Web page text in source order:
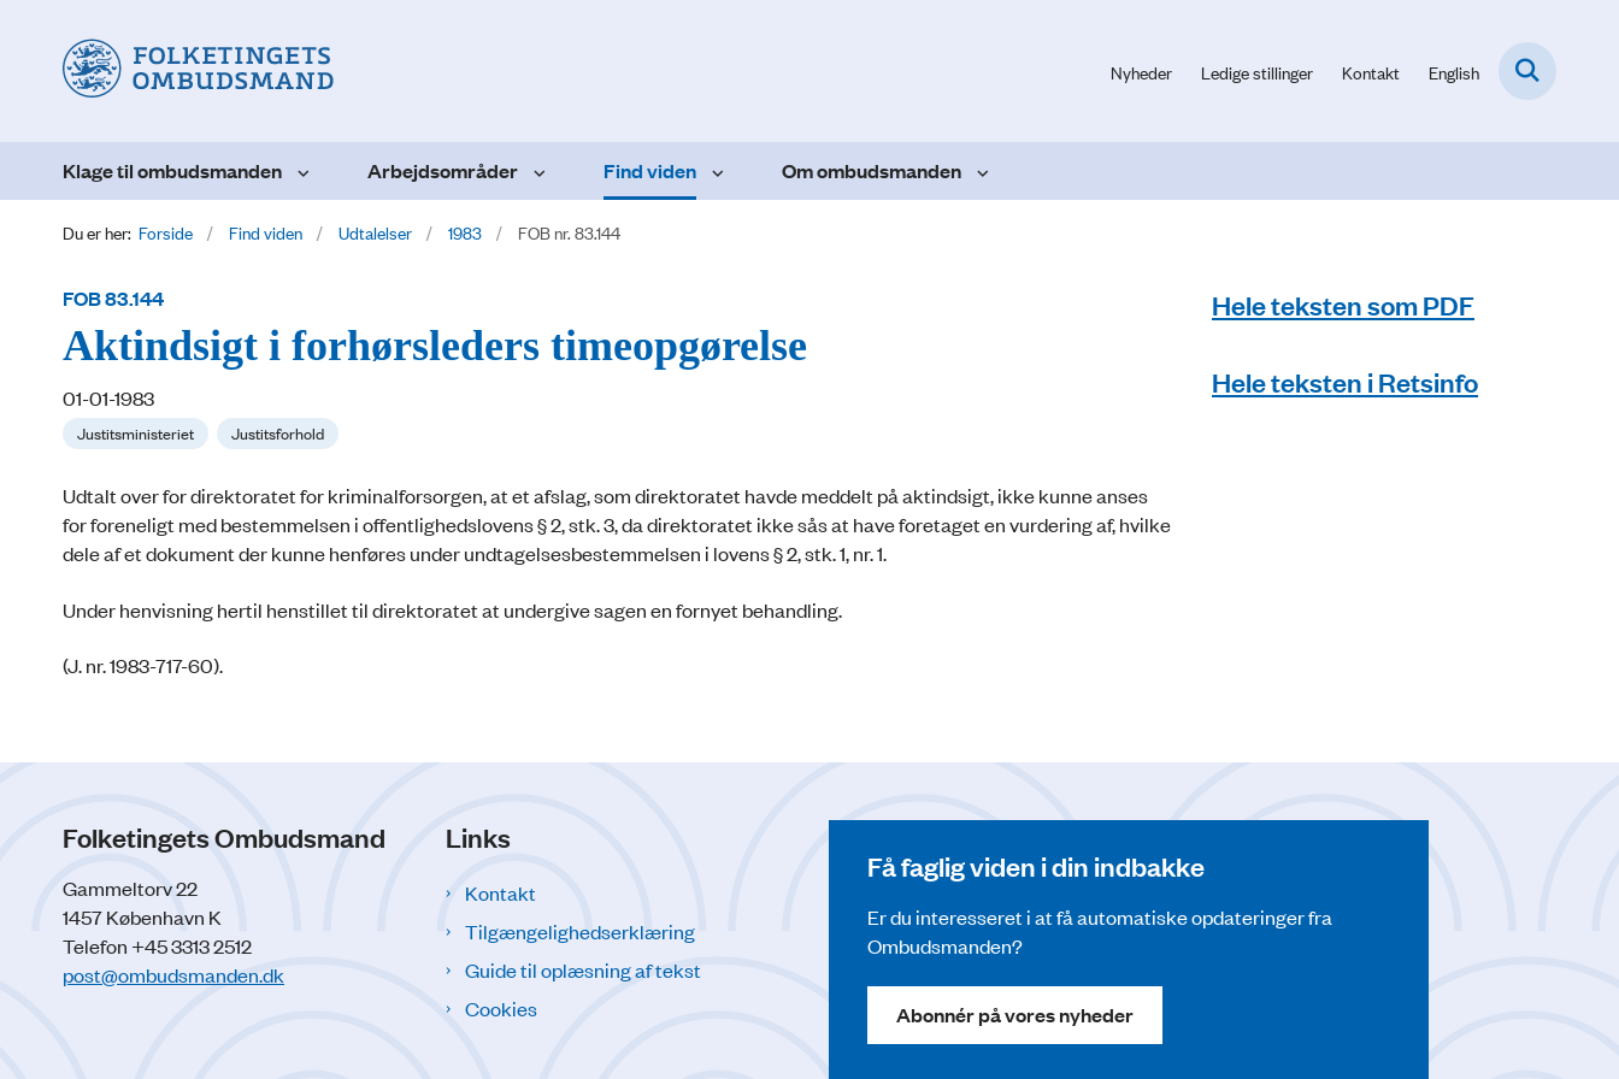
Nyheder Ledige stillinger Kontakt English
Klage til ombudsmanden Arbejdsområder Find viden Om ombudsmanden
Du er her: Forside Find viden Udtalelser 1983 FOB nr. 83.144
FOB 83.144
Aktindsigt i forhørsleders timeopgørelse
01-01-1983
Justitsministeriet Justitsforhold
Udtalt over for direktoratet for kriminalforsorgen, at et afslag, som direktoratet havde meddelt på aktindsigt, ikke kunne anses
for foreneligt med bestemmelsen i offentlighedslovens § 2, stk. 3, da direktoratet ikke sås at have foretaget en vurdering af, hvilke
dele af et dokument der kunne henføres under undtagelsesbestemmelsen i lovens § 2, stk. 1, nr. 1.
Under henvisning hertil henstillet til direktoratet at undergive sagen en fornyet behandling.
(J. nr. 1983-717-60).
Hele teksten som PDF
Hele teksten i Retsinfo
Folketingets Ombudsmand
Gammeltorv 22
1457 København K
Telefon +45 3313 2512
post@ombudsmanden.dk
Links
Kontakt
Tilgængelighedserklæring
Guide til oplæsning af tekst
Cookies
Få faglig viden i din indbakke
Er du interesseret i at få automatiske opdateringer fra
Ombudsmanden?
Abonnér på vores nyheder